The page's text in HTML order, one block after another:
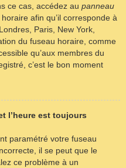
ce cas, accédez au panneau
afin qu’il corresponde à
Paris, New York,
du fuseau horaire, comme
qu’aux membres du
c’est le bon moment
l’heure est toujours
paramétré votre fuseau
il se peut que le
ce problème à un